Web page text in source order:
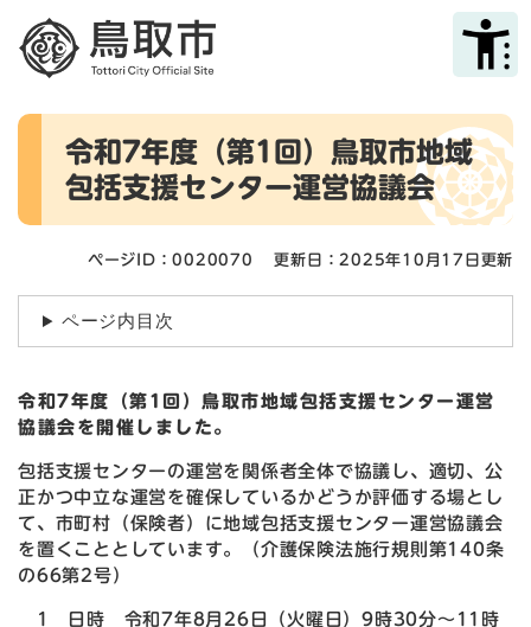
メニューを飛ばして本文へ
本
令和7年度（第1回）鳥取市地域
包括支援センター運営協議会
ページID：0020070 更新日：2025年10月17日更新
ページ内目次
令和7年度（第1回）鳥取市地域包括支援センター運営
協議会を開催しました。
包括支援センターの運営を関係者全体で協議し、適切、公
正かつ中立な運営を確保しているかどうか評価する場とし
て、市町村（保険者）に地域包括支援センター運営協議会
を置くこととしています。（介護保険法施行規則第140条
の66第2号）
1 日時 令和7年8月26日（火曜日）9時30分～11時